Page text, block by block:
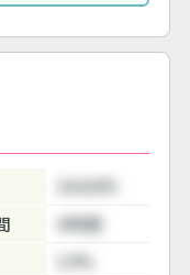
3500円
4時間
10%